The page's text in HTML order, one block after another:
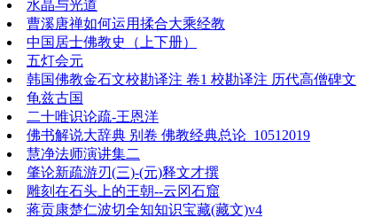
水晶与光道
曹溪唐禅如何运用揉合大乘经教
中国居士佛教史（上下册）
五灯会元
韩国佛教金石文校勘译注 卷1 校勘译注 历代高僧碑文
龟兹古国
二十唯识论疏-王恩洋
佛书解说大辞典 别卷 佛教经典总论_10512019
慧净法师演讲集二
肇论新疏游刃(三)-(元)释文才撰
雕刻在石头上的王朝--云冈石窟
蒋贡康楚仁波切全知知识宝藏(藏文)v4